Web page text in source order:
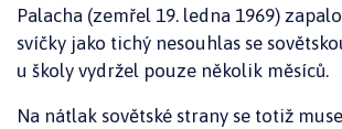
Palacha (zemřel 19. ledna 1969)
svíčky jako tichý nesouhlas se
u školy vydržel pouze několik měsíců.
Na nátlak sovětské strany se totiž